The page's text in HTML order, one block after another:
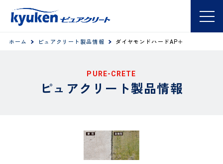
ホーム ピュアクリート製品情報 ダイヤモンドハードAP＋
PURE-CRETE
ピュアクリート製品情報